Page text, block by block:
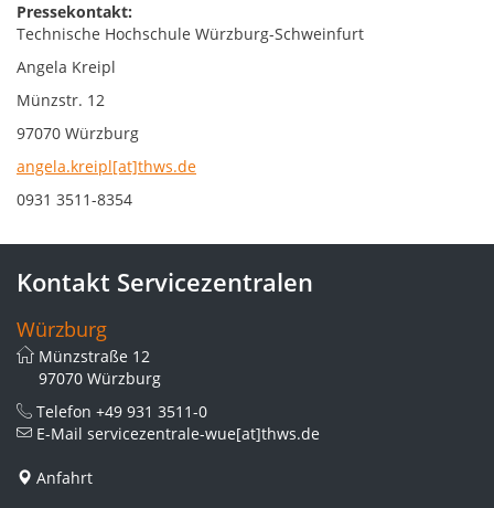
Pressekontakt:
Technische Hochschule Würzburg-Schweinfurt
Angela Kreipl
Münzstr. 12
97070 Würzburg
angela.kreipl[at]thws.de
0931 3511-8354
Kontakt Servicezentralen
Würzburg
Münzstraße 12
97070 Würzburg
Telefon +49 931 3511-0
E-Mail servicezentrale-wue[at]thws.de
Anfahrt